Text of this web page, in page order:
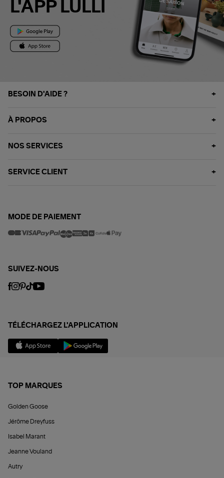
L'APP LULLI
BESOIN D'AIDE ?
À PROPOS
NOS SERVICES
SERVICE CLIENT
MODE DE PAIEMENT
SUIVEZ-NOUS
TÉLÉCHARGEZ L'APPLICATION
TOP MARQUES
Golden Goose
Jérôme Dreyfuss
Isabel Marant
Jeanne Vouland
Autry